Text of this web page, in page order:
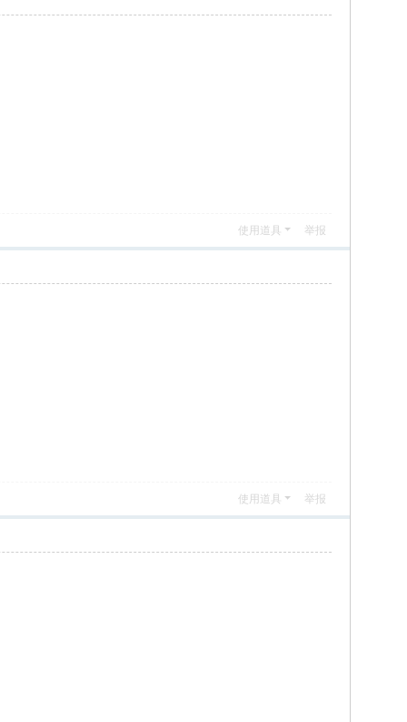
使用道具 举报
使用道具 举报